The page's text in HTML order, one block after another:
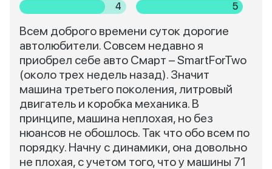
4 5
Всем доброго времени суток дорогие
автолюбители. Совсем недавно я
приобрел себе авто Смарт – SmartForTwo
(около трех недель назад). Значит
машина третьего поколения, литровый
двигатель и коробка механика. В
принципе, машина неплохая, но без
нюансов не обошлось. Так что обо всем по
порядку. Начну с динамики, она довольно
не плохая, с учетом того, что у машины 71